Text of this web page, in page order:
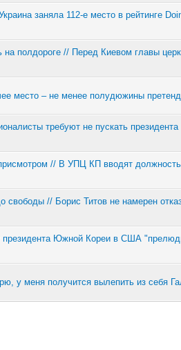
заняла 112-е место в рейтинге
на полдороге // Перед Киевом главы
место – не менее полудюжины
требуют не пускать
// В УПЦ КП вводят должность
свободы // Борис Титов не намерен
президента Южной Кореи в США
у меня получится вылепить из себя